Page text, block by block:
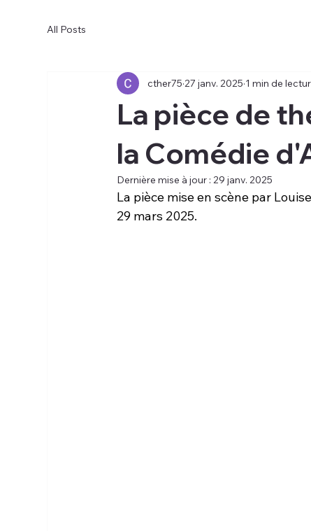
All Posts
La pièce de
la Comédie
cther75 27 janv. 2025 1 min de
Dernière mise à jour :29 janv. 2025
La pièce mise en scène par
29 mars 2025.